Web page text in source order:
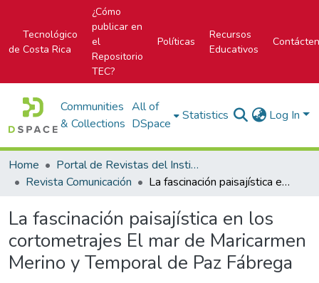
Tecnológico
de Costa Rica
¿Cómo
publicar en
el
Repositorio
TEC?
Políticas
Recursos
Educativos
Communities
& Collections
All of
DSpace
Statistics Log In
Home
Portal de Revistas del Instituto Tecnológico de Costa Rica
Revista Comunicación
La fascinación paisajística en los cortometrajes El mar de Maricarmen Merino y Temporal de Paz Fábrega
La fascinación paisajística en los
cortometrajes El mar de Maricarmen
Merino y Temporal de Paz Fábrega